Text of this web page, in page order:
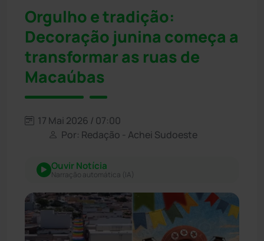
Orgulho e tradição:
Decoração junina começa a
transformar as ruas de
Macaúbas
17 Mai 2026 / 07:00
Por: Redação - Achei Sudoeste
Ouvir Notícia
Narração automática (IA)